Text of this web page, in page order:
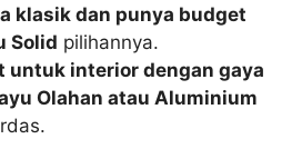
klasik dan punya budget
Solid pilihannya.
untuk interior dengan gaya
Olahan atau Aluminium